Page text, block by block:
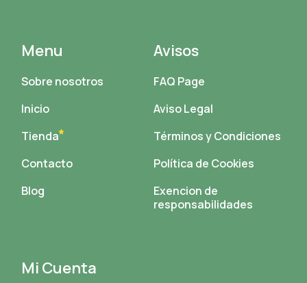
Menu
Sobre nosotros
Inicio
Tienda
Contacto
Blog
Avisos
FAQ Page
Aviso Legal
Términos y Condiciones
Política de Cookies
Exencion de
responsabilidades
Mi Cuenta